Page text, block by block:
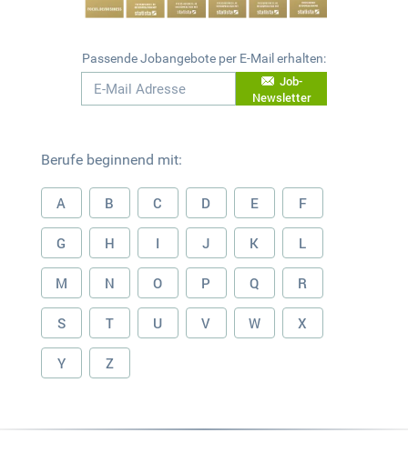
Passende Jobangebote per E-Mail erhalten:
Job-
Newsletter
Berufe beginnend mit:
A B C D E F
G H I J K L
M N O P Q R
S T U V W X
Y Z